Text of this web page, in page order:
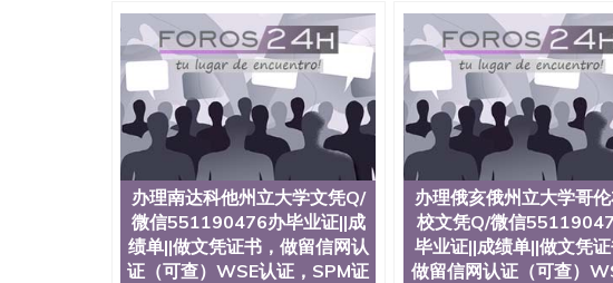
程、天文学、农业、环境污染控制、历史、电气工程、生物工
工程、航天工程、土木工程、数学、化学、英语、社会科学、
机科学、物理学、人工智能、商科、金融专业 1、客户提供相
案； 2、补充毕业证成绩单等相关材料； 3、留服注册申请账
同客户本人一起去留服递交材料； 5、等待结果，完成结果书
付余款。 我们对海外大学及学院的毕业证成绩单所使用的材料
底纹，钢印LOGO烫金烫银，LOGO烫金烫银复合重叠。 文字图
防伪）都有原版本文凭对照。质量得到了广大海外客户群体的
到与时俱进，及时掌握各大院校的（毕业证，成绩单，资格证
等相关材料）的版本更新信息， 能够在时间掌握的海外学历文
等等，并在时间收集到原版实物，以求达到客户的需求。 我们
较高性价比，通过品质和效率不断优化，为您倾情诠释什么是
信:551190476 Q/微信:551190476办理毕业证成绩单、教育部认
办理南达科他州立大学文凭Q/
微信551190476办毕业证||成
绩单||做文凭证书，做留信网认
证（可查）WSE认证，SPM证
办理俄亥俄州立大学哥
校文凭Q/微信
毕业证||成绩单||做文凭证
做留信网认证（可查）